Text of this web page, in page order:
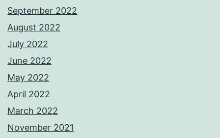
September 2022
August 2022
July 2022
June 2022
May 2022
April 2022
March 2022
November 2021